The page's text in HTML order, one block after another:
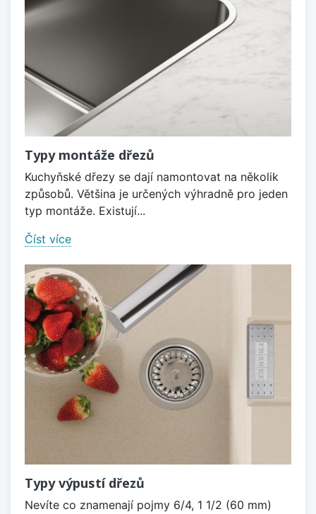
Typy montáže dřezů
Kuchyňské dřezy se dají namontovat na několik
způsobů. Většina je určených výhradně pro jeden
typ montáže. Existují...
Číst více
Typy výpustí dřezů
Nevíte co znamenají pojmy 6/4, 1 1/2 (60 mm)